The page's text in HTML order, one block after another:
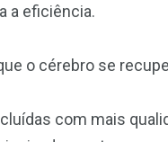
a eficiência.
o cérebro se
com mais